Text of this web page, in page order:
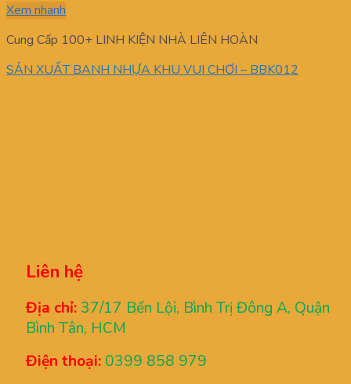
Xem nhanh
Cung Cấp 100+ LINH KIỆN NHÀ LIÊN HOÀN
SẢN XUẤT BANH NHỰA KHU VUI CHƠI – BBK012
Liên hệ
Địa chỉ: 37/17 Bến Lội, Bình Trị Đông A, Quận
Bình Tân, HCM
Điện thoại: 0399 858 979